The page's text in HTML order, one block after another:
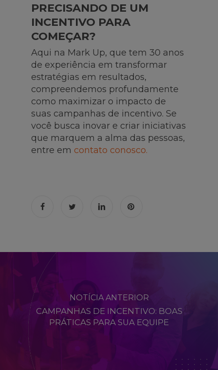
PRECISANDO DE UM
INCENTIVO PARA
COMEÇAR?
Aqui na Mark Up, que tem 30 anos
de experiência em transformar
estratégias em resultados,
compreendemos profundamente
como maximizar o impacto de
suas campanhas de incentivo. Se
você busca inovar e criar iniciativas
que marquem a alma das pessoas,
entre em contato conosco.
NOTÍCIA ANTERIOR
CAMPANHAS DE INCENTIVO: BOAS
PRÁTICAS PARA SUA EQUIPE